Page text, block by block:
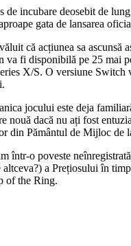
de incubare deosebit de
gata de lansarea
că acțiunea sa ascunsă
va fi disponibilă pe 25 mai
X/S. O versiune Switch
jocului este deja
nouă dacă nu ați fost
din Pământul de Mijloc de
într-o poveste
altceva?) a Prețiosului în
of the Ring.